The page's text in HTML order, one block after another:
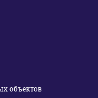
объектов